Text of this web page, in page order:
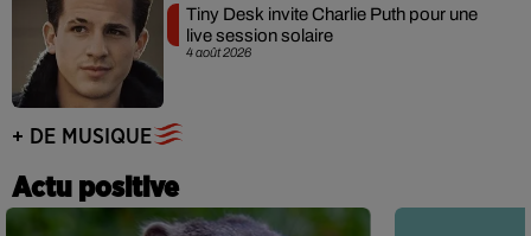
4 août 2026
Tiny Desk invite Charlie Puth pour une
live session solaire
+ DE MUSIQUE
Actu positive